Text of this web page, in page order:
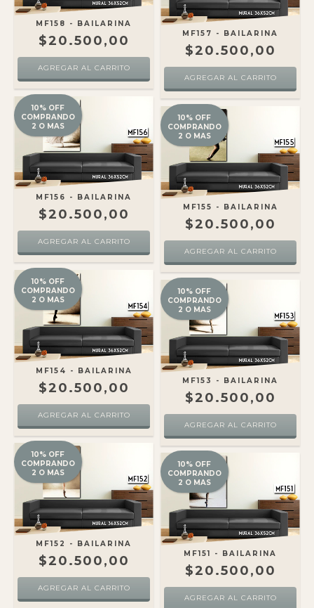
MF158 - BAILARINA
$20.500,00 MF157 - BAILARINA
$20.500,00
10% OFF
COMPRANDO
2 O MAS
MF156 - BAILARINA
$20.500,00
10% OFF
COMPRANDO
2 O MAS
MF155 - BAILARINA
$20.500,00
10% OFF
COMPRANDO
2 O MAS
MF154 - BAILARINA
$20.500,00
10% OFF
COMPRANDO
2 O MAS
MF153 - BAILARINA
$20.500,00
10% OFF
COMPRANDO
2 O MAS
MF152 - BAILARINA
$20.500,00
10% OFF
COMPRANDO
2 O MAS
MF151 - BAILARINA
$20.500,00